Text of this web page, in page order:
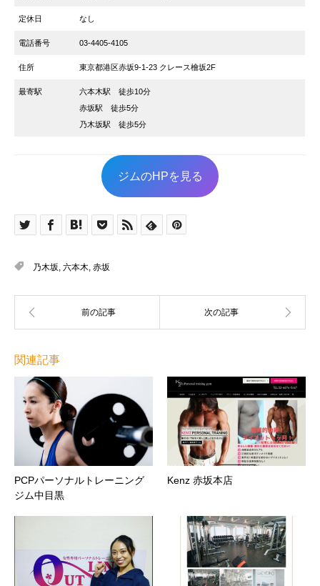
定休日 なし
電話番号 03-4405-4105
住所 東京都港区赤坂9-1-23 クレース檜坂2F
最寄駅
六本木駅 徒歩10分
赤坂駅 徒歩5分
乃木坂駅 徒歩5分
ジムのHPを見る
乃木坂, 六本木, 赤坂
関連記事
PCPパーソナルトレーニング
ジム中目黒
Kenz 赤坂本店